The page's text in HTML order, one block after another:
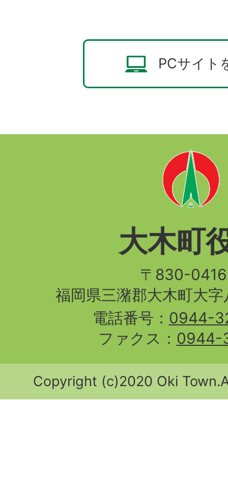
PCサイト
大木町
〒830-
福岡県三潴郡大木町大
電話番号： 0944-
ファクス： 0944-
Copyright (c)2020 Oki